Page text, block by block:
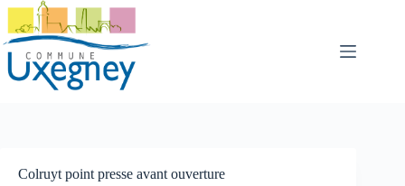
Passer
contenu
Colruyt point presse avant ouverture